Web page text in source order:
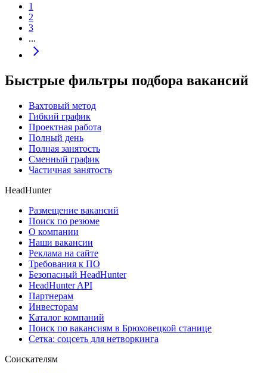
1
2
3
...
Быстрые фильтры подбора вакансий
Вахтовый метод
Гибкий график
Проектная работа
Полный день
Полная занятость
Сменный график
Частичная занятость
HeadHunter
Размещение вакансий
Поиск по резюме
О компании
Наши вакансии
Реклама на сайте
Требования к ПО
Безопасный HeadHunter
HeadHunter API
Партнерам
Инвесторам
Каталог компаний
Поиск по вакансиям в Брюховецкой станице
Сетка: соцсеть для нетворкинга
Соискателям